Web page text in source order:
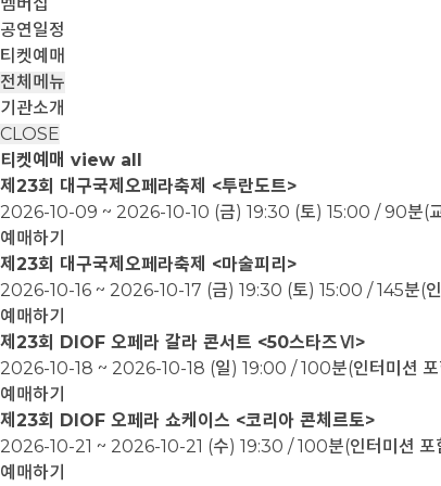
공연일정
티켓예매
전체메뉴
기관소개
CLOSE
티켓예매 view all
제23회 대구국제오페라축제 <투란도트>
2026-10-09 ~ 2026-10-10 (금) 19:30 (토) 15:00 / 90분(
예매하기
제23회 대구국제오페라축제 <마술피리>
2026-10-16 ~ 2026-10-17 (금) 19:30 (토) 15:00 / 145분(
예매하기
제23회 DIOF 오페라 갈라 콘서트 <50스타즈Ⅵ>
2026-10-18 ~ 2026-10-18 (일) 19:00 / 100분(인터미션 포
예매하기
제23회 DIOF 오페라 쇼케이스 <코리아 콘체르토>
2026-10-21 ~ 2026-10-21 (수) 19:30 / 100분(인터미션 포
예매하기